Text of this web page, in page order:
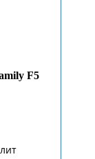
F5